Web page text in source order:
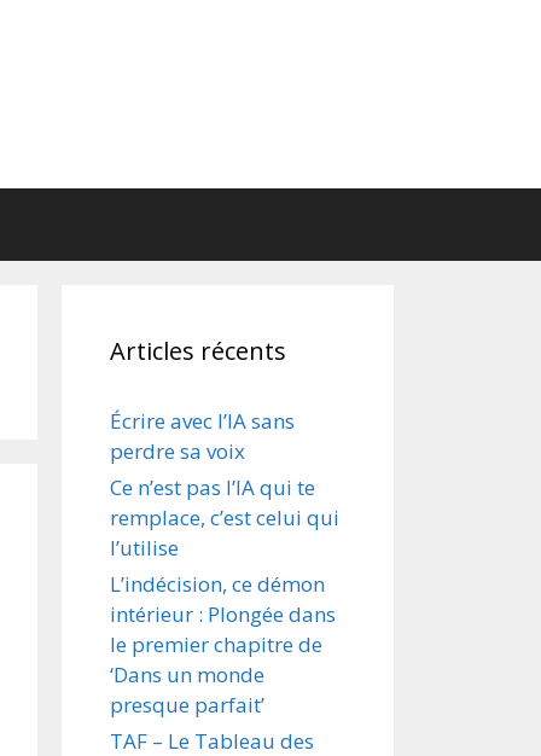
Articles récents
Écrire avec l’IA sans
perdre sa voix
Ce n’est pas l’IA qui te
remplace, c’est celui qui
l’utilise
L’indécision, ce démon
intérieur : Plongée dans
le premier chapitre de
‘Dans un monde
presque parfait’
TAF – Le Tableau des